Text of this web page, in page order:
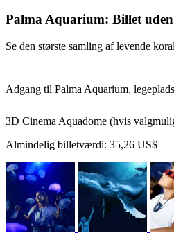
Palma Aquarium: Billet
Se den største samling af levende
Adgang til Palma Aquarium,
3D Cinema Aquadome (hvis
Almindelig billetværdi: 35,26 US$